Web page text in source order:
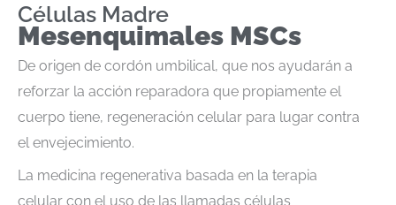
Células Madre
Mesenquimales MSCs
De origen de cordón umbilical, que nos ayudarán a
reforzar la acción reparadora que propiamente el
cuerpo tiene, regeneración celular para lugar contra
el envejecimiento.
La medicina regenerativa basada en la terapia
celular con el uso de las llamadas células